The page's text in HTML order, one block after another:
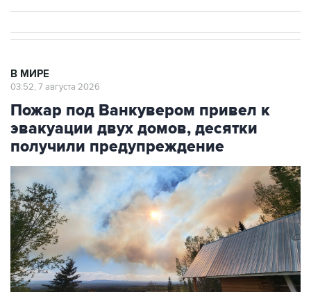
В МИРЕ
03:52, 7 августа 2026
Пожар под Ванкувером привел к
эвакуации двух домов, десятки
получили предупреждение